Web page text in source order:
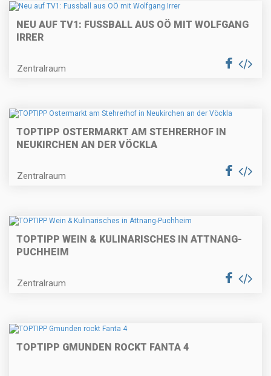
NEU AUF TV1: FUSSBALL AUS OÖ MIT WOLFGANG
IRRER
Zentralraum
TOPTIPP OSTERMARKT AM STEHRERHOF IN
NEUKIRCHEN AN DER VÖCKLA
Zentralraum
TOPTIPP WEIN & KULINARISCHES IN ATTNANG-
PUCHHEIM
Zentralraum
TOPTIPP GMUNDEN ROCKT FANTA 4